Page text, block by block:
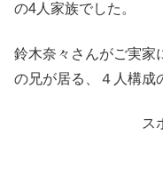
の4人家族でした。
鈴木奈々さんがご実家
の兄が居る、４人構成
ス